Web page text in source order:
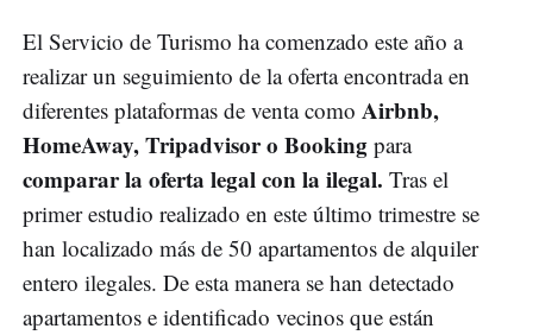
El Servicio de Turismo ha comenzado este año a
realizar un seguimiento de la oferta encontrada en
diferentes plataformas de venta como Airbnb,
HomeAway, Tripadvisor o Booking para
comparar la oferta legal con la ilegal. Tras el
primer estudio realizado en este último trimestre se
han localizado más de 50 apartamentos de alquiler
entero ilegales. De esta manera se han detectado
apartamentos e identificado vecinos que están